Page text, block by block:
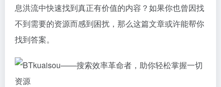
息洪流中快速找到真正有价值的内容？如果你也曾因找
不到需要的资源而感到困扰，那么这篇文章或许能帮你
找到答案。